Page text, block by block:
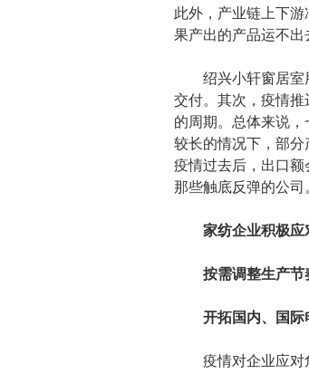
此外，产业链上下
果产出的产品运不出
绍兴小轩窗居室用
交付。其次，疫情
的周期。总体来说
较长的情况下，部
疫情过去后，出口
那些触底反弹的公司
家纺企业积极应
按需调整生产节
开拓国内、国际
疫情对企业应对危